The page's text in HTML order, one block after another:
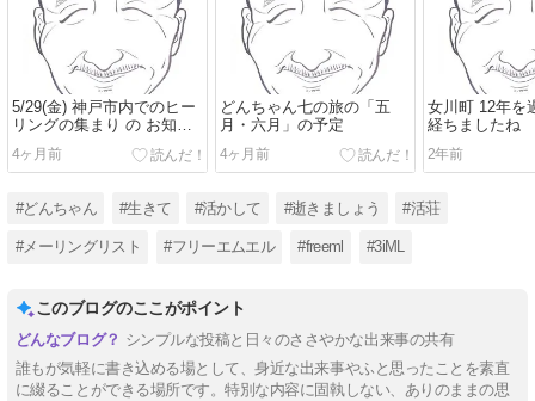
5/29(金) 神戸市内でのヒー
リングの集まり の お知ら
4ヶ月前
どんちゃん七の旅の「五
月・六月」の予定
4ヶ月前
女川町 12年を
経ちましたね
2年前
#どんちゃん #生きて #活かして #逝きましょう #活荘
#メーリングリスト #フリーエムエル #freeml #3iML
このブログのここがポイント
シンプルな投稿と日々のささやかな出来事の共有
誰もが気軽に書き込める場として、身近な出来事やふと思ったことを素直
に綴ることができる場所です。特別な内容に固執しない、ありのままの思